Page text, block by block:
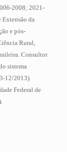
2008; 2021-
Extensão da
e pós-
Rural,
Consultor
sistema
12/2013).
Federal de